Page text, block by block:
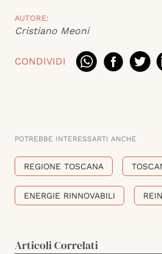
AUTORE:
Cristiano Meoni
CONDIVIDI
POTREBBE INTERESSARTI ANCHE
REGIONE TOSCANA
ENERGIE RINNOVABILI
Articoli Correlati